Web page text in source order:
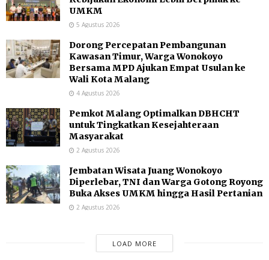
UMKM
5 Agustus 2026
Dorong Percepatan Pembangunan
Kawasan Timur, Warga Wonokoyo
Bersama MPD Ajukan Empat Usulan ke
Wali Kota Malang
4 Agustus 2026
Pemkot Malang Optimalkan DBHCHT
untuk Tingkatkan Kesejahteraan
Masyarakat
2 Agustus 2026
Jembatan Wisata Juang Wonokoyo
Diperlebar, TNI dan Warga Gotong Royong
Buka Akses UMKM hingga Hasil Pertanian
2 Agustus 2026
LOAD MORE